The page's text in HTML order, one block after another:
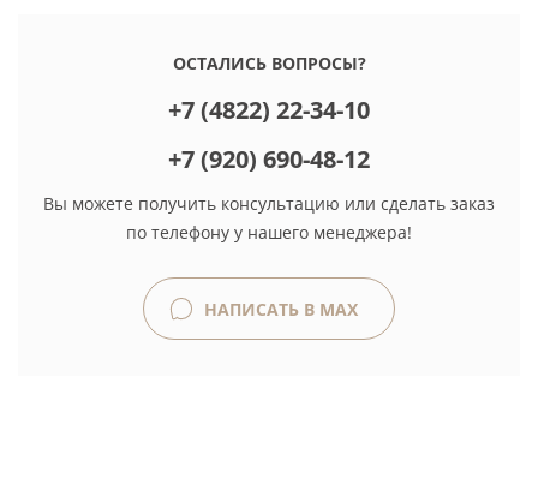
ОСТАЛИСЬ ВОПРОСЫ?
+7 (4822) 22-34-10
+7 (920) 690-48-12
Вы можете получить консультацию или сделать заказ
по телефону у нашего менеджера!
НАПИСАТЬ В MAX